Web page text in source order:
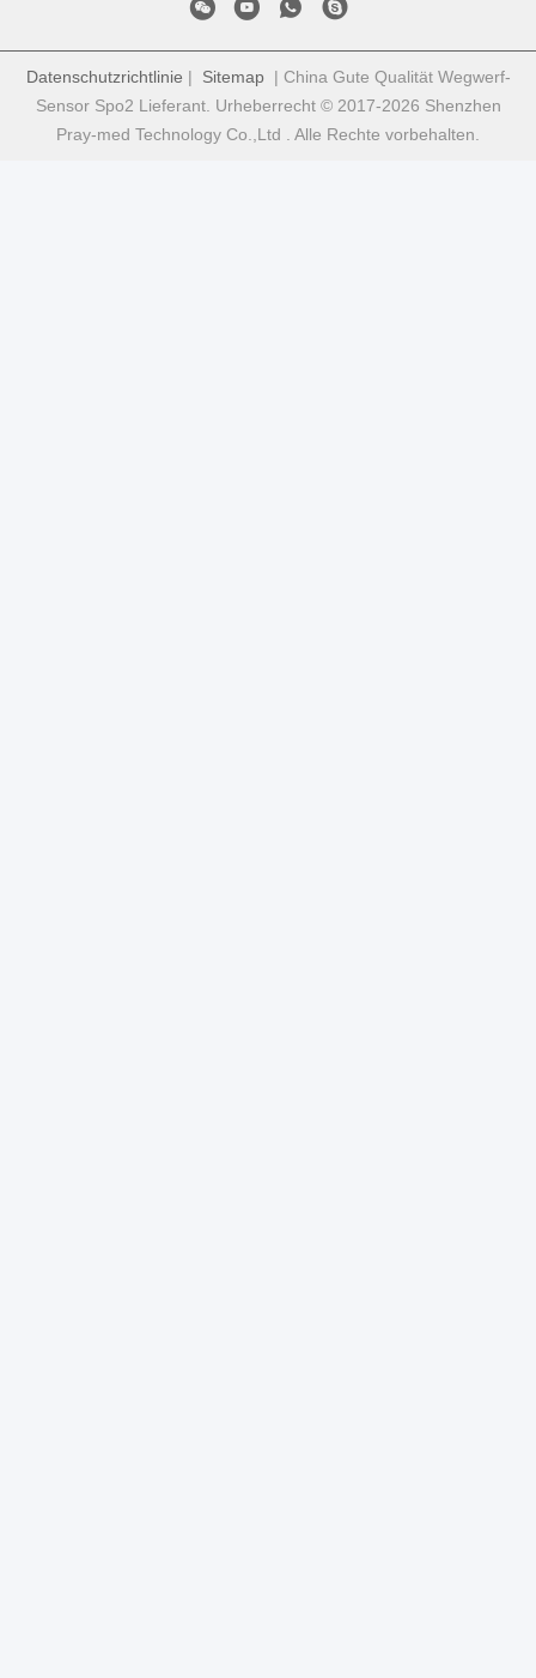
Datenschutzrichtlinie | Sitemap| China Gute Qualität Wegwerf-
Sensor Spo2 Lieferant. Urheberrecht © 2017-2026 Shenzhen
Pray-med Technology Co.,Ltd . Alle Rechte vorbehalten.